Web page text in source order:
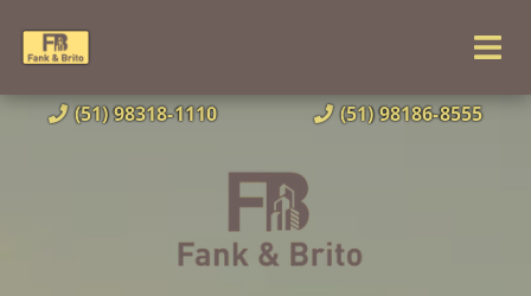
(51) 98318-1110 (51) 98186-8555